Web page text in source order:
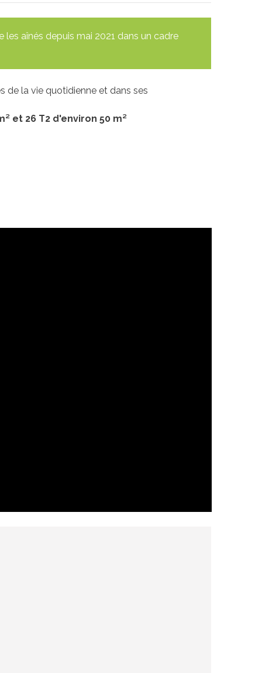
aînés depuis mai 2021 dans un cadre
de la vie quotidienne et dans ses
et 26 T2 d'environ 50 m²